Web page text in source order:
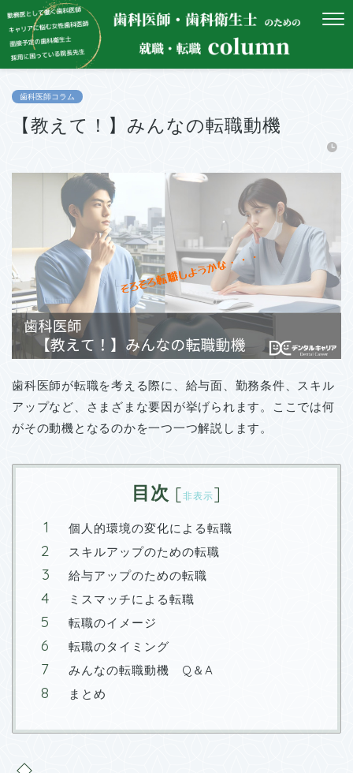
歯科医師コラム
【教えて！】みんなの転職動機
歯科医師が転職を考える際に、給与面、勤務条件、スキル
アップなど、さまざまな要因が挙げられます。ここでは何
がその動機となるのかを一つ一つ解説します。
目次 [非表示]
個人的環境の変化による転職
スキルアップのための転職
給与アップのための転職
ミスマッチによる転職
転職のイメージ
転職のタイミング
みんなの転職動機 Q＆A
まとめ